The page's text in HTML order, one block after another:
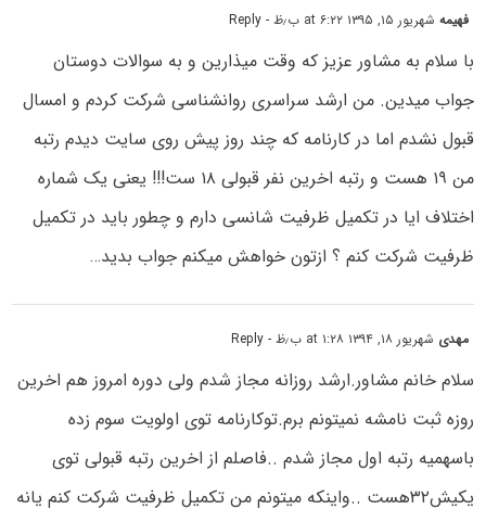
فهیمهشهریور ۱۵, ۱۳۹۵ at ۶:۲۲ ب٫ظ - Reply
با سلام به مشاور عزیز که وقت میذارین و به سوالات دوستان
جواب میدین. من ارشد سراسری روانشناسی شرکت کردم و امسال
قبول نشدم اما در کارنامه که چند روز پیش روی سایت دیدم رتبه
من ۱۹ هست و رتبه اخرین نفر قبولی ۱۸ ست!!! یعنی یک شماره
اختلاف ایا در تکمیل ظرفیت شانسی دارم و چطور باید در تکمیل
ظرفیت شرکت کنم ؟ ازتون خواهش میکنم جواب بدید…
مهدی شهریور ۱۸, ۱۳۹۴ at ۱:۲۸ ب٫ظ - Reply
سلام خانم مشاور.ارشد روزانه مجاز شدم ولی دوره امروز هم اخرین
روزه ثبت نامشه نمیتونم برم.توکارنامه توی اولویت سوم زده
باسهمیه رتبه اول مجاز شدم ..فاصلم از اخرین رتبه قبولی توی
یکیش۳۲هست ..واینکه میتونم من تکمیل ظرفیت شرکت کنم یانه